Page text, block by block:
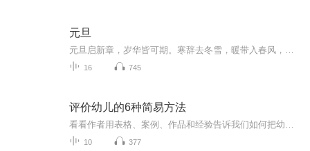
元旦
16 745
评价幼儿的6种简易方法
10 377